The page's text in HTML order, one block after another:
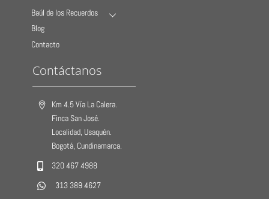
Baúl de los Recuerdos
Blog
Contacto
Contáctanos
Km 4.5 Vía La Calera.
Finca San José.
Localidad, Usaquén.
Bogotá, Cundinamarca.
320 467 4988
313 389 4627